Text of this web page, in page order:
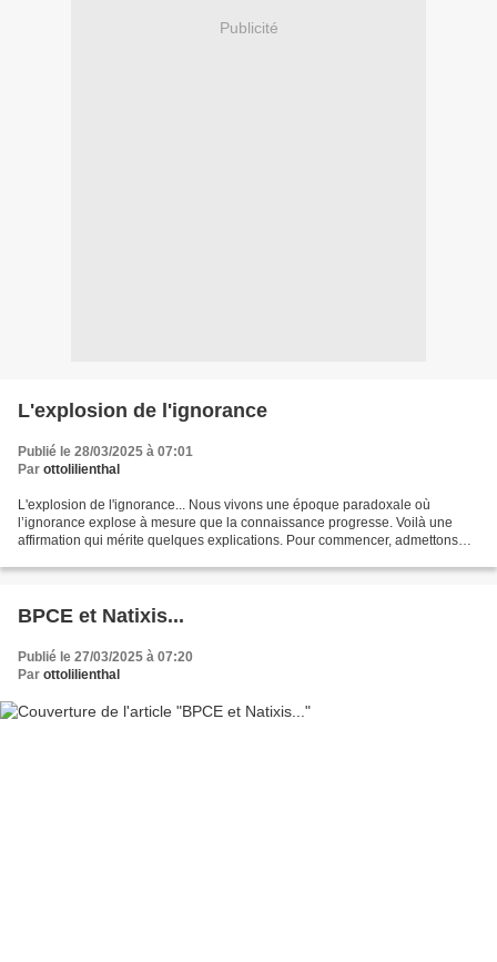
Publicité
L'explosion de l'ignorance
Publié le 28/03/2025 à 07:01
Par ottolilienthal
L'explosion de l'ignorance... Nous vivons une époque paradoxale où
l’ignorance explose à mesure que la connaissance progresse. Voilà une
affirmation qui mérite quelques explications. Pour commencer, admettons
BPCE et Natixis...
Publié le 27/03/2025 à 07:20
Par ottolilienthal